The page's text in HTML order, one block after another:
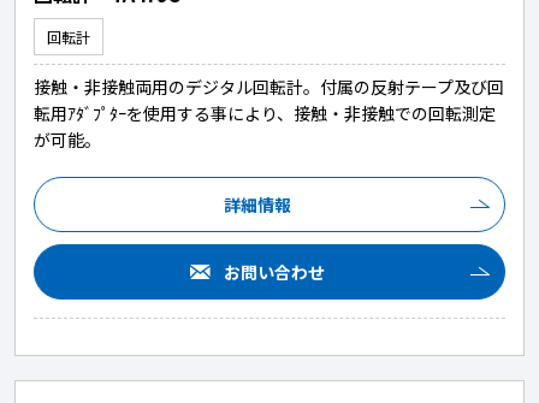
回転計
接触・非接触両用のデジタル回転計。付属の反射テープ及び回
転用ｱﾀﾞﾌﾟﾀｰを使用する事により、接触・非接触での回転測定
が可能。
詳細情報
お問い合わせ